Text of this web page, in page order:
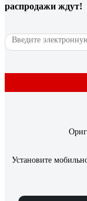
распродажи ждут!
Установите